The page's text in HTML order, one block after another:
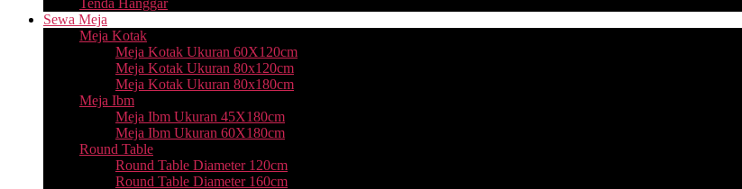
Tenda Hanggar
Sewa Meja
Meja Kotak
Meja Kotak Ukuran 60X120cm
Meja Kotak Ukuran 80x120cm
Meja Kotak Ukuran 80x180cm
Meja Ibm
Meja Ibm Ukuran 45X180cm
Meja Ibm Ukuran 60X180cm
Round Table
Round Table Diameter 120cm
Round Table Diameter 160cm